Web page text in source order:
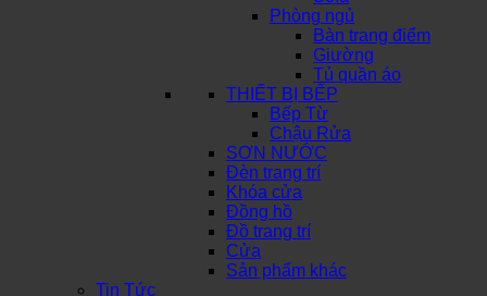
Phòng ngủ
Bàn trang điểm
Giường
Tủ quần áo
THIẾT BỊ BẾP
Bếp Từ
Chậu Rửa
SƠN NƯỚC
Đèn trang trí
Khóa cửa
Đồng hồ
Đồ trang trí
Cửa
Sản phẩm khác
Tin Tức